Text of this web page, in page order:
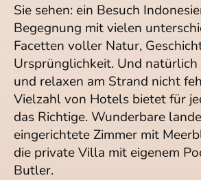
Sie sehen: ein Besuch
Begegnung mit vielen
Facetten voller Natur,
Ursprünglichkeit. Und
und relaxen am Strand nicht
Vielzahl von Hotels bietet für
das Richtige. Wunderbare
eingerichtete Zimmer mit
die private Villa mit eigenem
Butler.